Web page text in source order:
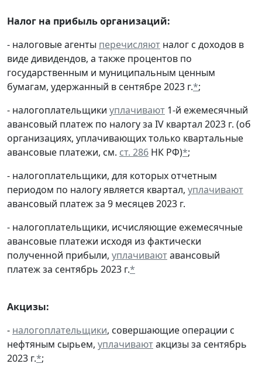
Налог на прибыль организаций:
- налоговые агенты перечисляют налог с доходов в
виде дивидендов, а также процентов по
государственным и муниципальным ценным
бумагам, удержанный в сентябре 2023 г.*;
- налогоплательщики уплачивают 1-й ежемесячный
авансовый платеж по налогу за IV квартал 2023 г. (об
организациях, уплачивающих только квартальные
авансовые платежи, см. ст. 286 НК РФ)*;
- налогоплательщики, для которых отчетным
периодом по налогу является квартал, уплачивают
авансовый платеж за 9 месяцев 2023 г.
- налогоплательщики, исчисляющие ежемесячные
авансовые платежи исходя из фактически
полученной прибыли, уплачиваютавансовый
платеж за сентябрь 2023 г.*
Акцизы:
- налогоплательщики, совершающие операции с
нефтяным сырьем, уплачиваютакцизы за сентябрь
2023 г.*;